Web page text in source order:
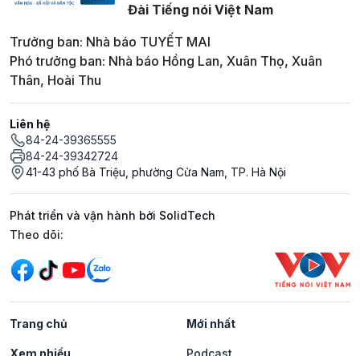
Đài Tiếng nói Việt Nam
Trưởng ban: Nhà báo TUYẾT MAI
Phó trưởng ban: Nhà báo Hồng Lan, Xuân Thọ, Xuân
Thân, Hoài Thu
Liên hệ
84-24-39365555
84-24-39342724
41-43 phố Bà Triệu, phường Cửa Nam, TP. Hà Nội
Phát triển và vận hành bởi SolidTech
Mạng xã hội
Theo dõi:
Trang chủ Mới nhất
Xem nhiều Podcast